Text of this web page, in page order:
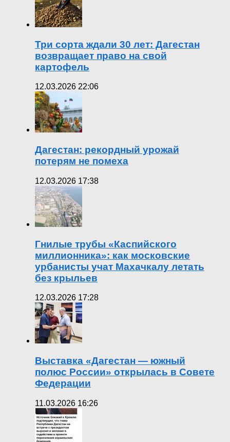
Три сорта ждали 30 лет: Дагестан
возвращает право на свой
картофель
12.03.2026 22:06
Дагестан: рекордный урожай
потерям не помеха
12.03.2026 17:38
Гнилые трубы «Каспийского
миллионника»: как московские
урбанисты учат Махачкалу летать
без крыльев
12.03.2026 17:28
Выставка «Дагестан — южный
полюс России» открылась в Совете
Федерации
11.03.2026 16:26